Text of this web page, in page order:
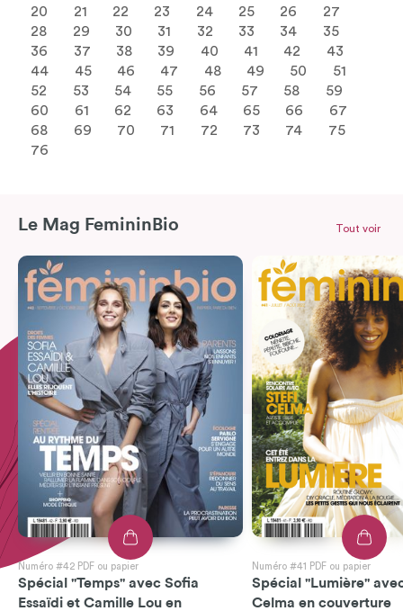
20
21 22 23 24 25 26
27
28
29 30 31 32 33 34
35
36
37 38 39 40 41 42
43
44
45 46 47 48 49 50
51
52
53 54 55 56 57 58
59
60
61 62 63 64 65 66
67
68
69 70 71 72 73 74
75
76
Le Mag FemininBio
Numéro #42 PDF ou papier
Spécial "Temps" avec Sofia
Essaïdi et Camille Lou en
Numéro #41 PDF ou papier
Spécial "Lumière"
Celma en couverture
Tout voir